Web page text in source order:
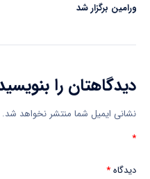
ورامین برگزار شد
دیدگاهتان را
نشانی ایمیل شما منتشر نخواهد شد.
*
دیدگاه*